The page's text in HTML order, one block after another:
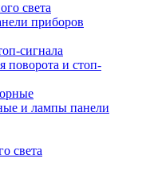
света
приборов
сигнала
поворота и стоп-
и лампы панели
света